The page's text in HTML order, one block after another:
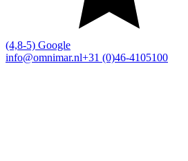
(4,8-5) Google
info@omnimar.nl+31 (0)46-4105100